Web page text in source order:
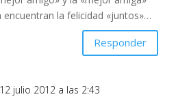
encuentran la felicidad «juntos»…
Responder
julio 2012 a las 2:43